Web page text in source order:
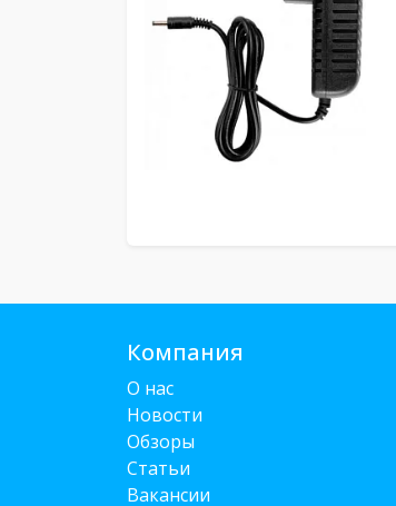
Компания
О нас
Новости
Обзоры
Статьи
Вакансии